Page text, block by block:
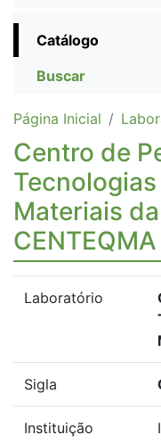
Catálogo
Buscar
Página Inicial
Centro de
Materiais
CENTEQMA
Laboratório
Sigla
Instituição